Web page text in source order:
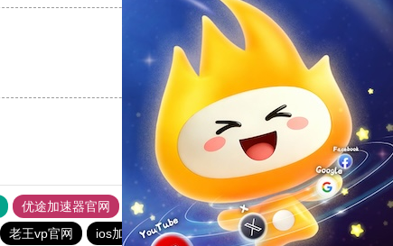
反对[0]
优途加速器官网 风驰加速器 旋风加速器
八戒看书
老王vp官网 ios加速器 tyl加速器官网 ios加速器